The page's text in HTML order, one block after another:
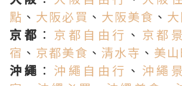
點 、 大阪必買 、 大阪美食 、
京都 ： 京都自由行 、 京都
宿 、 京都美食 、 清水寺 、 美
沖繩 ： 沖繩自由行 、 沖繩